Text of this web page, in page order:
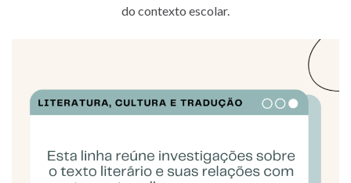
do contexto escolar.